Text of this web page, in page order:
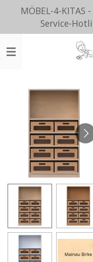
Zum
Hauptinhalt
springen
MÖBEL-4-KITAS
Service-